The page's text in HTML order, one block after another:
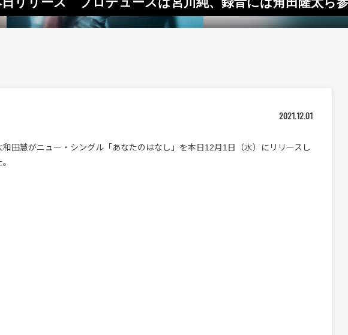
2021.12.01
和田慧がニュー・シングル「あなたのはなし」を本日12月1日（水）にリリースし